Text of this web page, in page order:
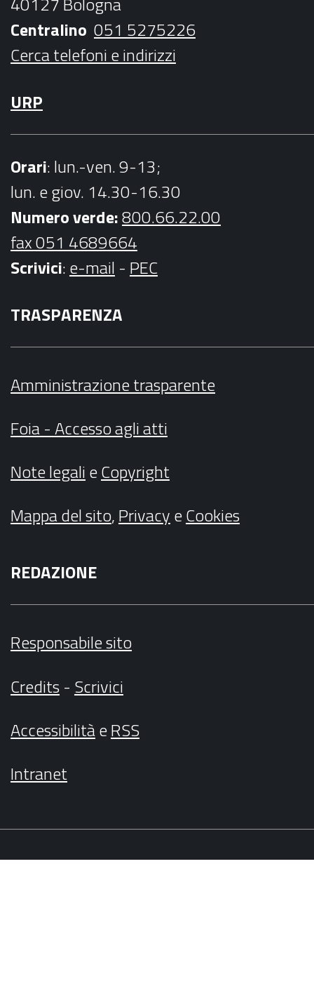
k
a
m
Centralino 051 5275226
Cerca telefoni e indirizzi
URP
Orari: lun.-ven. 9-13;
lun. e giov. 14.30-16.30
Numero verde:800.66.22.00
fax 051 4689664
Scrivici:e-mail - PEC
TRASPARENZA
Amministrazione trasparente
Foia - Accesso agli atti
Note legalieCopyright
Mappa del sito,PrivacyeCookies
REDAZIONE
Responsabile sito
Credits- Scrivici
AccessibilitàeRSS
Intranet